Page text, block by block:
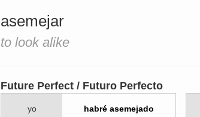
asemejar
to look alike
Future Perfect / Futuro Perfecto
yo habré asemejado